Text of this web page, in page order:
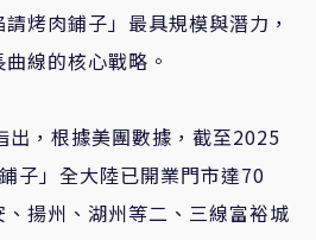
烤肉鋪子」最具規模與潛力，
線的核心戰略。
出，根據美團數據，截至2025
子」全大陸已開業門市達70
揚州、湖州等二、三線富裕城